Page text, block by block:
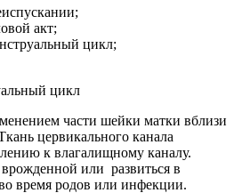
акт;
цикл;
цикл
части шейки матки вблизи
цервикального канала
к влагалищному каналу.
или развиться в
время родов или инфекции.